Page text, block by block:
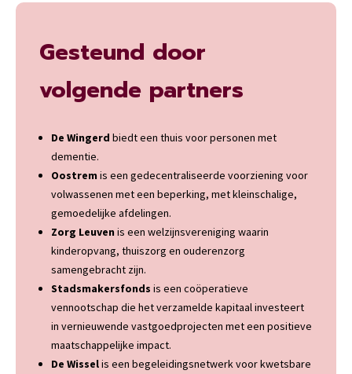
Gesteund door
volgende partners
De Wingerd biedt een thuis voor personen met
dementie.
Oostrem is een gedecentraliseerde voorziening voor
volwassenen met een beperking, met kleinschalige,
gemoedelijke afdelingen.
Zorg Leuven is een welzijnsvereniging waarin
kinderopvang, thuiszorg en ouderenzorg
samengebracht zijn.
Stadsmakersfonds is een coöperatieve
vennootschap die het verzamelde kapitaal investeert
in vernieuwende vastgoedprojecten met een positieve
maatschappelijke impact.
De Wisselis een begeleidingsnetwerk voor kwetsbare